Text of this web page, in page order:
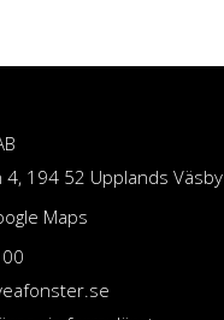
4, 194 52 Upplands Väsby
Maps